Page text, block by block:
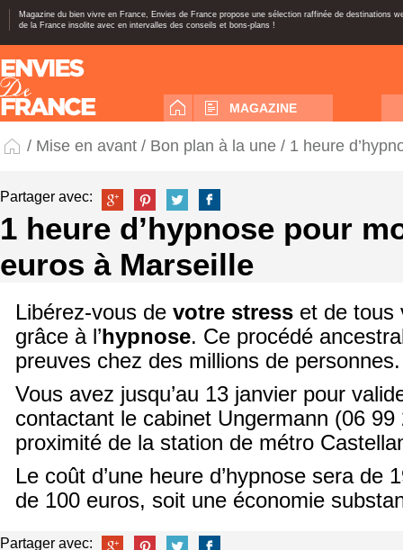
Magazine du bien vivre en France, Envies de France propose une sélection raffinée de destinations
de la France insolite avec en intervalles des conseils et bons-plans !
MAGAZINE
/ Mise en avant / Bon plan à la une / 1 heure
Partager avec:
1 heure d’hypnose pour
euros à Marseille
Libérez-vous de votre stress et de tous
grâce à l’hypnose. Ce procédé
preuves chez des millions de personnes.
Vous avez jusqu’au 13 janvier pour
contactant le cabinet Ungermann (06
proximité de la station de métro
Le coût d’une heure d’hypnose sera de
de 100 euros, soit une économie
Partager avec: